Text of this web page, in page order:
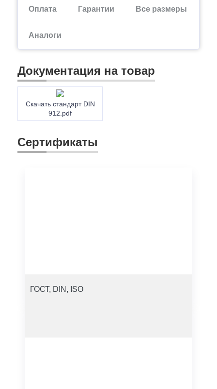
Оплата Гарантии Все размеры
Аналоги
Документация на товар
Скачать стандарт DIN
912.pdf
Сертификаты
ГОСТ, DIN, ISO